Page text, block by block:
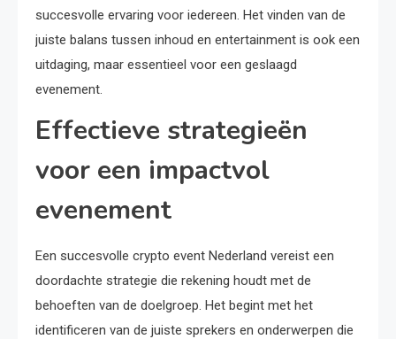
succesvolle ervaring voor iedereen. Het vinden van de
juiste balans tussen inhoud en entertainment is ook een
uitdaging, maar essentieel voor een geslaagd
evenement.
Effectieve strategieën
voor een impactvol
evenement
Een succesvolle crypto event Nederland vereist een
doordachte strategie die rekening houdt met de
behoeften van de doelgroep. Het begint met het
identificeren van de juiste sprekers en onderwerpen die